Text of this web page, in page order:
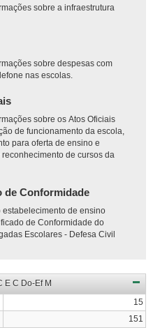
sobre a infraestrutura
sobre despesas com
nas escolas.
sobre os Atos Oficiais
de funcionamento da escola,
para oferta de ensino e
de cursos da
de Conformidade
estabelecimento de ensino
de Conformidade do
Escolares - Defesa Civil
E C Do-Ef M
15
151